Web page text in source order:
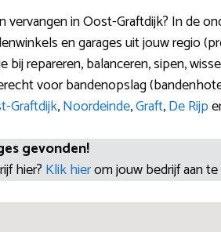
vervangen in Oost-Graftdijk? In de
en garages uit jouw regio
bij repareren, balanceren, sipen,
voor bandenopslag
Graftdijk,Noordeinde,Graft,De Rijp
gevonden!
hier? Klik hierom jouw bedrijf aan